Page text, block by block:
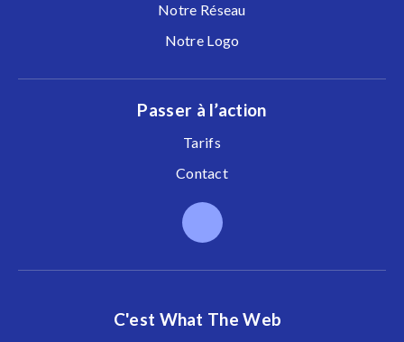
Notre Réseau
Notre Logo
Passer à l’action
Tarifs
Contact
C'est What The Web